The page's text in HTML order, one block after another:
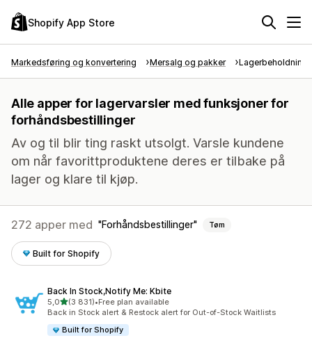
Shopify App Store
Markedsføring og konvertering Mersalg og pakker
Alle apper for lagervarsler med funksjoner for
forhåndsbestillinger
Av og til blir ting raskt utsolgt. Varsle kundene
om når favorittproduktene deres er tilbake på
lager og klare til kjøp.
272 apper med Forhåndsbestillinger Tøm
Built for Shopify
Back In Stock,Notify Me: Kbite
5,0av 5 stjerner
(3 831)
Totalt 3831 omtaler
•Free plan available
Back in Stock alert & Restock alert for Out-of-Stock Waitlists
Built for Shopify